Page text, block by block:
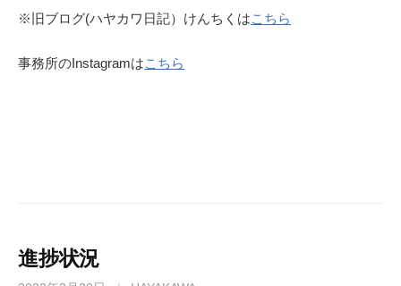
※旧ブログ(ハヤカワ日記）けんちくはこちら
事務所のInstagramはこちら
進捗状況